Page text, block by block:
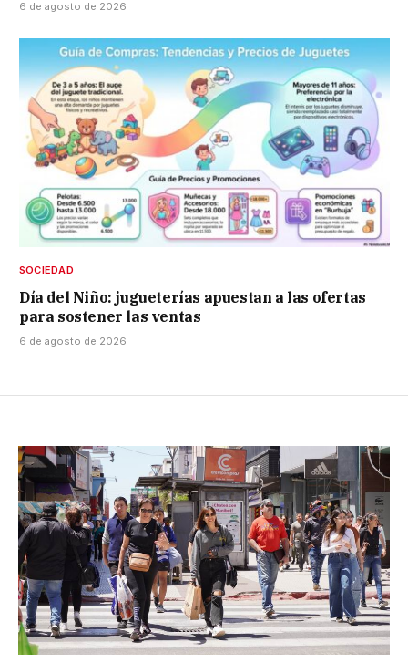
6 de agosto de 2026
SOCIEDAD
Día del Niño: jugueterías apuestan a las ofertas
para sostener las ventas
6 de agosto de 2026